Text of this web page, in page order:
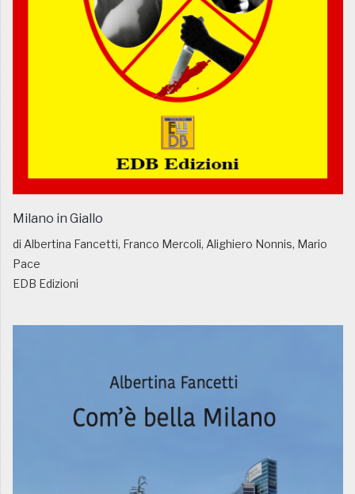
Milano in Giallo
di Albertina Fancetti, Franco Mercoli, Alighiero Nonnis, Mario
Pace
EDB Edizioni